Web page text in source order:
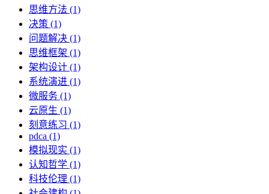
思维方法 (1)
决策 (1)
问题解决 (1)
思维框架 (1)
架构设计 (1)
系统演进 (1)
微服务 (1)
云原生 (1)
刻意练习 (1)
pdca (1)
模拟现实 (1)
认知哲学 (1)
科技伦理 (1)